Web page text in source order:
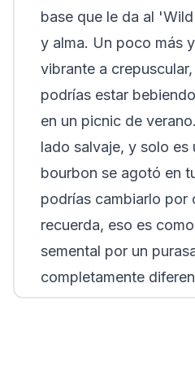
base que le da al
y alma. Un poco más
vibrante a
podrías estar
en un picnic de
lado salvaje, y solo es
bourbon se agotó en
podrías cambiarlo por
recuerda, eso es
semental por un
completamente